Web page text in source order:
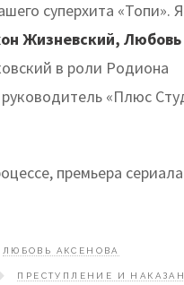
суперхита «Топи».
Жизневский, Любовь
в роли Родиона
«Плюс
премьера сериала
ЛЮБОВЬ АКСЕНОВА
ПРЕСТУПЛЕНИЕ И